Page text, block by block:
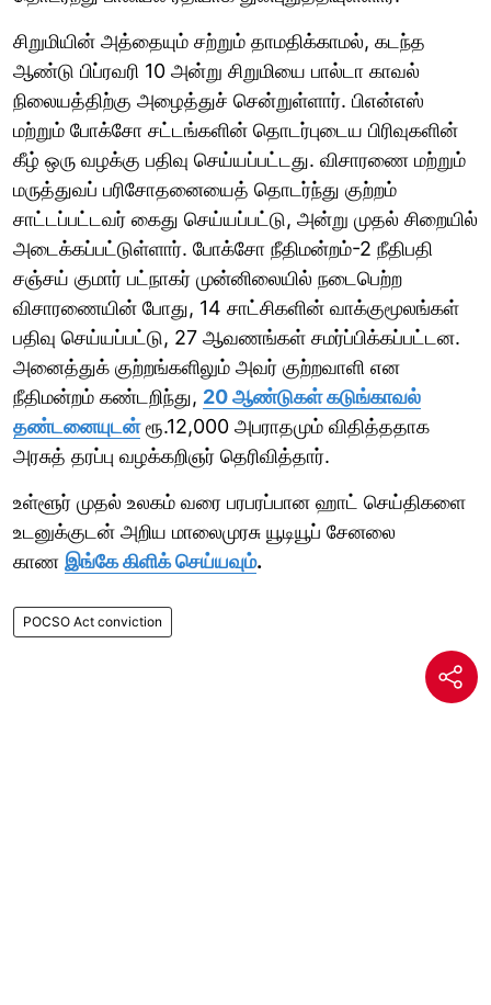
சிறுமியின் அத்தையும் சற்றும் தாமதிக்காமல், கடந்த
ஆண்டு பிப்ரவரி 10 அன்று சிறுமியை பால்டா காவல்
நிலையத்திற்கு அழைத்துச் சென்றுள்ளார். பிஎன்எஸ்
மற்றும் போக்சோ சட்டங்களின் தொடர்புடைய பிரிவுகளின்
கீழ் ஒரு வழக்கு பதிவு செய்யப்பட்டது. விசாரணை மற்றும்
மருத்துவப் பரிசோதனையைத் தொடர்ந்து குற்றம்
சாட்டப்பட்டவர் கைது செய்யப்பட்டு, அன்று முதல் சிறையில்
அடைக்கப்பட்டுள்ளார். போக்சோ நீதிமன்றம்-2 நீதிபதி
சஞ்சய் குமார் பட்நாகர் முன்னிலையில் நடைபெற்ற
விசாரணையின் போது, ​​14 சாட்சிகளின் வாக்குமூலங்கள்
பதிவு செய்யப்பட்டு, 27 ஆவணங்கள் சமர்ப்பிக்கப்பட்டன.
அனைத்துக் குற்றங்களிலும் அவர் குற்றவாளி என
நீதிமன்றம் கண்டறிந்து, 20 ஆண்டுகள் கடுங்காவல்
தண்டனையுடன்ரூ.12,000 அபராதமும் விதித்ததாக
அரசுத் தரப்பு வழக்கறிஞர் தெரிவித்தார்.
உள்ளூர் முதல் உலகம் வரை பரபரப்பான ஹாட் செய்திகளை
உடனுக்குடன் அறிய மாலைமுரசு யூடியூப் சேனலை
காண இங்கே கிளிக் செய்யவும்.
POCSO Act conviction